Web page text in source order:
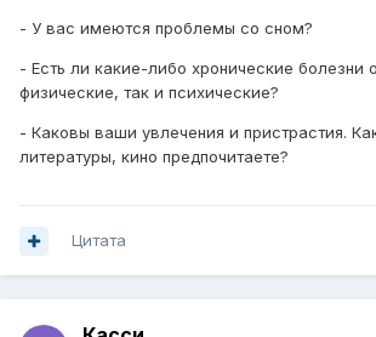
- У вас имеются проблемы со сном?
- Есть ли какие-либо хронические болезни
физические, так и психические?
- Каковы ваши увлечения и пристрастия.
литературы, кино предпочитаете?
Цитата